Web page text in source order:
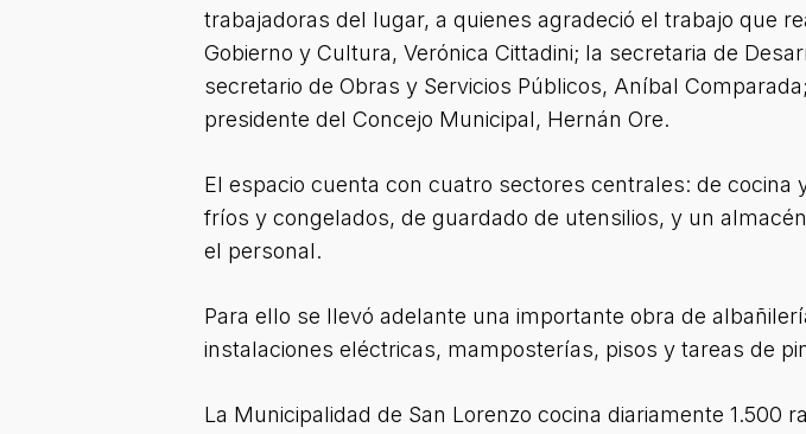
trabajadoras del lugar, a quienes agradeció el trabajo que
Gobierno y Cultura, Verónica Cittadini; la secretaria de
secretario de Obras y Servicios Públicos, Aníbal
presidente del Concejo Municipal, Hernán Ore.
El espacio cuenta con cuatro sectores centrales: de
fríos y congelados, de guardado de utensilios, y un
el personal.
Para ello se llevó adelante una importante obra de
instalaciones eléctricas, mamposterías, pisos y tareas de
La Municipalidad de San Lorenzo cocina diariamente